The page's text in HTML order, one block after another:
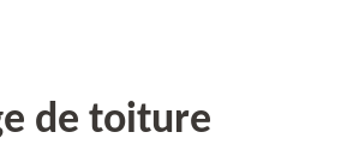
de toiture